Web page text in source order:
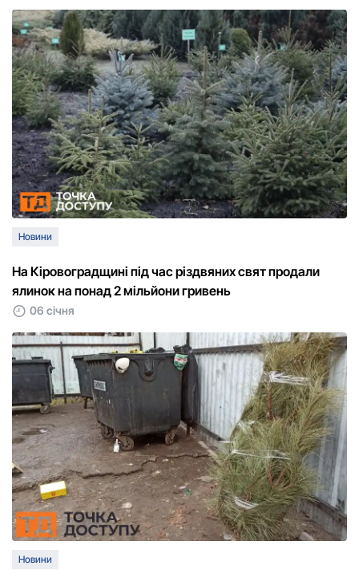
Новини
На Кіровоградщині під час різдвяних свят продали
ялинок на понад 2 мільйони гривень
06 січня
Новини